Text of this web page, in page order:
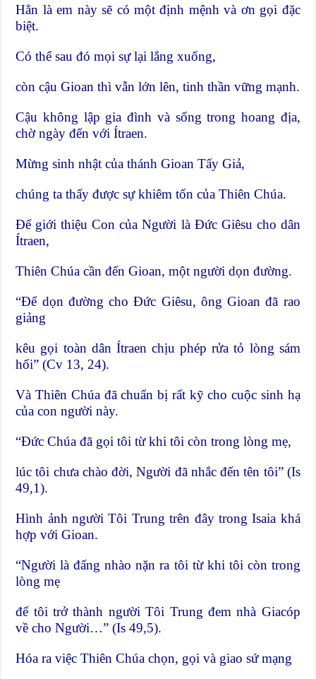
Hẳn là em này sẽ có một định mệnh và ơn gọi đặc
biệt.
Có thể sau đó mọi sự lại lắng xuống,
còn cậu Gioan thì vẫn lớn lên, tinh thần vững mạnh.
Cậu không lập gia đình và sống trong hoang địa,
chờ ngày đến với Ítraen.
Mừng sinh nhật của thánh Gioan Tẩy Giả,
chúng ta thấy được sự khiêm tốn của Thiên Chúa.
Để giới thiệu Con của Người là Đức Giêsu cho dân
Ítraen,
Thiên Chúa cần đến Gioan, một người dọn đường.
“Để dọn đường cho Đức Giêsu, ông Gioan đã rao
giảng
kêu gọi toàn dân Ítraen chịu phép rửa tỏ lòng sám
hối” (Cv 13, 24).
Và Thiên Chúa đã chuẩn bị rất kỹ cho cuộc sinh hạ
của con người này.
“Đức Chúa đã gọi tôi từ khi tôi còn trong lòng mẹ,
lúc tôi chưa chào đời, Người đã nhắc đến tên tôi” (Is
49,1).
Hình ảnh người Tôi Trung trên đây trong Isaia khá
hợp với Gioan.
“Người là đấng nhào nặn ra tôi từ khi tôi còn trong
lòng mẹ
để tôi trở thành người Tôi Trung đem nhà Giacóp
về cho Người…” (Is 49,5).
Hóa ra việc Thiên Chúa chọn, gọi và giao sứ mạng